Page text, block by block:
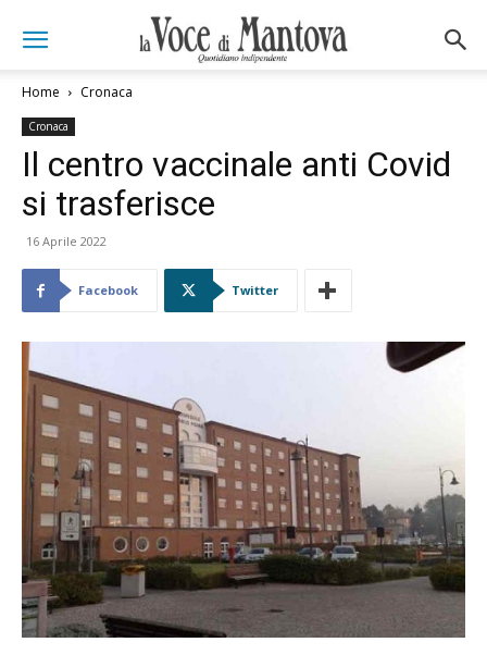
Home Cronaca
Cronaca
Il centro vaccinale anti Covid
si trasferisce
16 Aprile 2022
Facebook Twitter